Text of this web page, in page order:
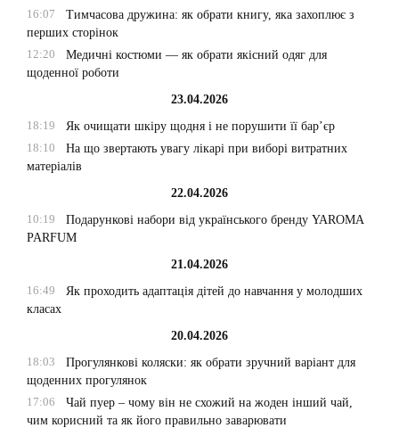
16:07
Тимчасова дружина: як обрати книгу, яка захоплює з
перших сторінок
12:20
Медичні костюми — як обрати якісний одяг для
щоденної роботи
23.04.2026
18:19
Як очищати шкіру щодня і не порушити її бар’єр
18:10
На що звертають увагу лікарі при виборі витратних
матеріалів
22.04.2026
10:19
Подарункові набори від українського бренду YAROMA
PARFUM
21.04.2026
16:49
Як проходить адаптація дітей до навчання у молодших
класах
20.04.2026
18:03
Прогулянкові коляски: як обрати зручний варіант для
щоденних прогулянок
17:06
Чай пуер – чому він не схожий на жоден інший чай,
чим корисний та як його правильно заварювати